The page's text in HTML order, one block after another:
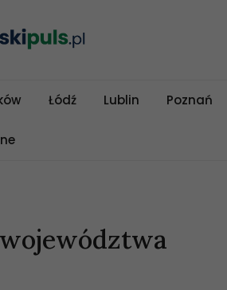
Łódź Lublin Poznań
województwa